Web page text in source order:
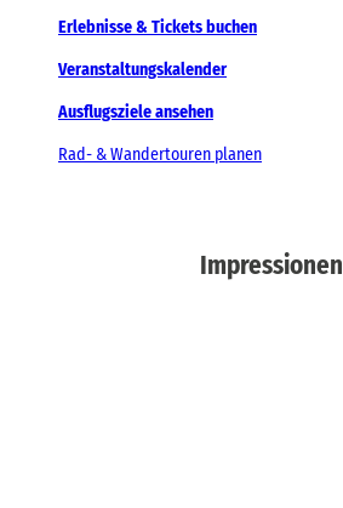
Erlebnisse & Tickets buchen
Veranstaltungskalender
Ausflugsziele ansehen
Rad- & Wandertouren planen
Impressionen